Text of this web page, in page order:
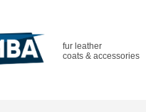
fur leather
coats & accessories